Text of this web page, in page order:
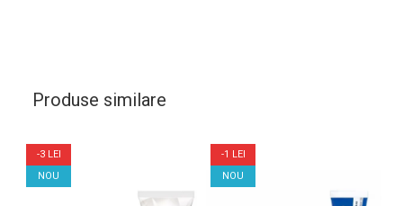
Produse similare
-3 LEI
NOU
-1 LEI
NOU